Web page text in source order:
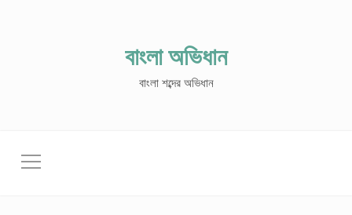
বাংলা অভিধান
বাংলা শব্দের অভিধান